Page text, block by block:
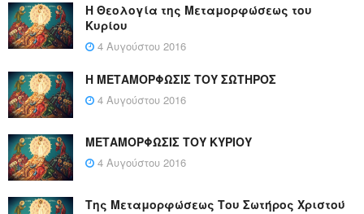
Η Θεολογία της Μεταμορφώσεως του
Κυρίου
4 Αυγούστου 2016
Η ΜΕΤΑΜΟΡΦΩΣΙΣ ΤΟΥ ΣΩΤΗΡΟΣ
4 Αυγούστου 2016
ΜΕΤΑΜΟΡΦΩΣΙΣ ΤΟΥ ΚΥΡΙΟΥ
4 Αυγούστου 2016
Της Μεταμορφώσεως Του Σωτήρος Χριστού